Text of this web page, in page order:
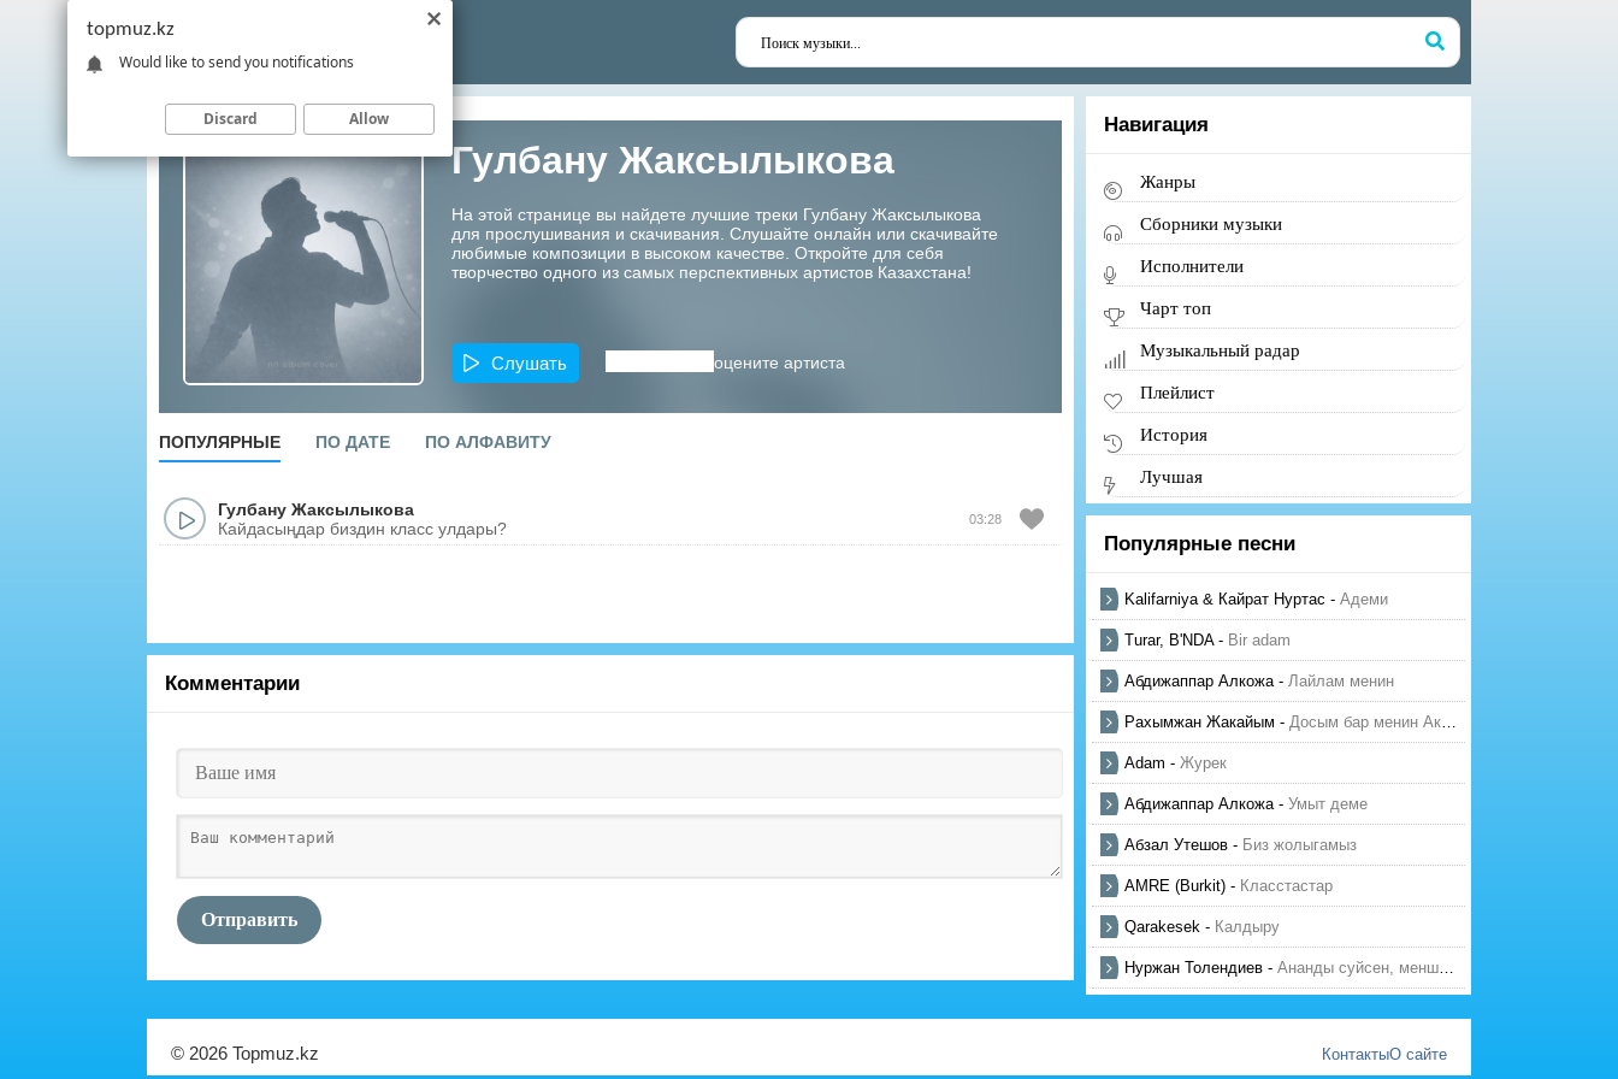
Гулбану Жаксылыкова
На этой странице вы найдете лучшие треки Гулбану Жаксылыкова
для прослушивания и скачивания. Слушайте онлайн или скачивайте
любимые композиции в высоком качестве. Откройте для себя
творчество одного из самых перспективных артистов Казахстана!
Слушать оцените артиста
ПОПУЛЯРНЫЕ ПО ДАТЕ ПО АЛФАВИТУ
Гулбану Жаксылыкова
Кайдасыңдар биздин класс улдары?
03:28
Комментарии
Отправить
Навигация
Жанры
Сборники музыки
Исполнители
Чарт топ
Музыкальный радар
Плейлист
История
Лучшая
Популярные песни
Kalifarniya & Кайрат Нуртас - Адеми
Turar, B'NDA- Bir adam
Абдижаппар Алкожа- Лайлам менин
Рахымжан Жакайым - Досым бар менин Актауда
Adam - Журек
Абдижаппар Алкожа- Умыт деме
Абзал Утешов - Биз жолыгамыз
AMRE (Burkit) - Класстастар
Qarakesek - Калдыру
Нуржан Толендиев - Ананды суйсен, менше суй
© 2026 Topmuz.kz КонтактыО сайте
topmuz.kz
Would like to send you notifications
Discard Allow